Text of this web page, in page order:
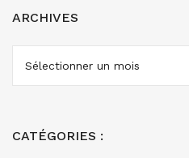
ARCHIVES
ARCHIVES
CATÉGORIES :